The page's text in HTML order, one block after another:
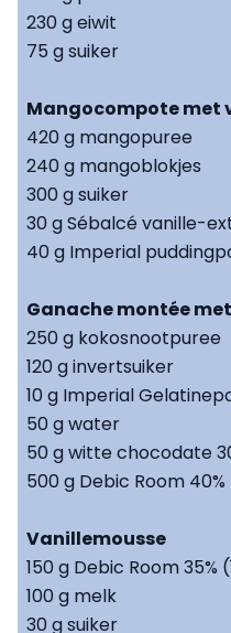
230 g eiwit
75 g suiker
Mangocompote met
420 g mangopuree
240 g mangoblokjes
300 g suiker
30 g Sébalcé vanille-
40 g Imperial
Ganache montée
250 g kokosnootpuree
120 g invertsuiker
10 g Imperial
50 g water
50 g witte chocodate
500 g Debic Room 40%
Vanillemousse
150 g Debic Room 35%
100 g melk
30 g suiker